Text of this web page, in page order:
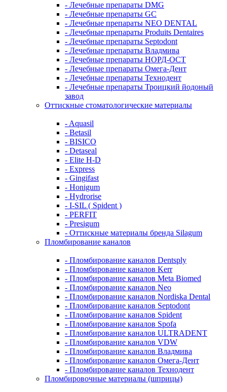
- Лечебные препараты DMG
- Лечебные препараты GC
- Лечебные препараты NEO DENTAL
- Лечебные препараты Produits Dentaires
- Лечебные препараты Septodont
- Лечебные препараты Владмива
- Лечебные препараты НОРД-ОСТ
- Лечебные препараты Омега-Дент
- Лечебные препараты Технодент
- Лечебные препараты Троицкий йодоный
завод
Оттискные стоматологические материалы
- Aquasil
- Betasil
- BISICO
- Detaseal
- Elite H-D
- Express
- Gingifast
- Honigum
- Hydrorise
- I-SIL ( Spident )
- PERFIT
- Presigum
- Оттискные материалы бренда Silagum
Пломбирование каналов
- Пломбирование каналов Dentsply
- Пломбирование каналов Kerr
- Пломбирование каналов Meta Biomed
- Пломбирование каналов Neo
- Пломбирование каналов Nordiska Dental
- Пломбирование каналов Septodont
- Пломбирование каналов Spident
- Пломбирование каналов Spofa
- Пломбирование каналов ULTRADENT
- Пломбирование каналов VDW
- Пломбирование каналов Владмива
- Пломбирование каналов Омега-Дент
- Пломбирование каналов Технодент
Пломбировочные материалы (шприцы)